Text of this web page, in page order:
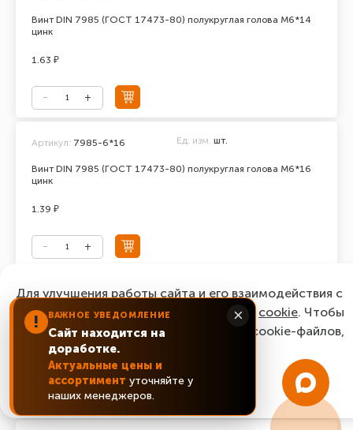
Винт DIN 7985 (ГОСТ 17473-80) полукруглая голова М6*14
цинк
1.63 ₽
Винт DIN 7985 (ГОСТ 17473-80) полукруглая голова М6*16
цинк
Артикул: 7985-6*16 Ед. изм. шт.
1.39 ₽
Винт DIN 7985 (ГОСТ 17473-80) полукруглая голова М6*18
цинк
Артикул: 7985-6*18 Ед. изм. шт.
1.82 ₽
! ВАЖНОЕ УВЕДОМЛЕНИЕ
Сайт находится на
доработке.
Актуальные цены и
ассортимент уточняйте у
наших менеджеров.
×
Для улучшения работы сайта и его взаимодействия с
пользователями мы используем файлы cookie. Чтобы
согласиться с нашим использованием cookie-файлов,
нажмите “Ок, понятно!”
ОК, понятно!